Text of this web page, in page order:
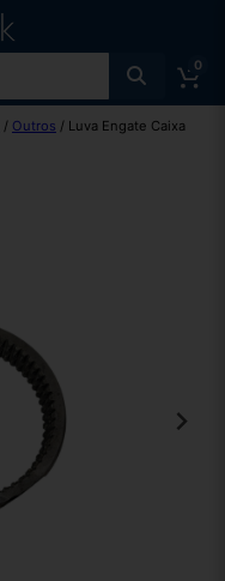
0
/ Outros / Luva Engate Caixa